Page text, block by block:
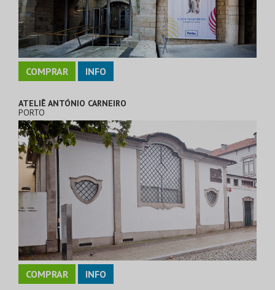
COMPRAR INFO
ATELIÊ ANTÓNIO CARNEIRO
PORTO
COMPRAR INFO